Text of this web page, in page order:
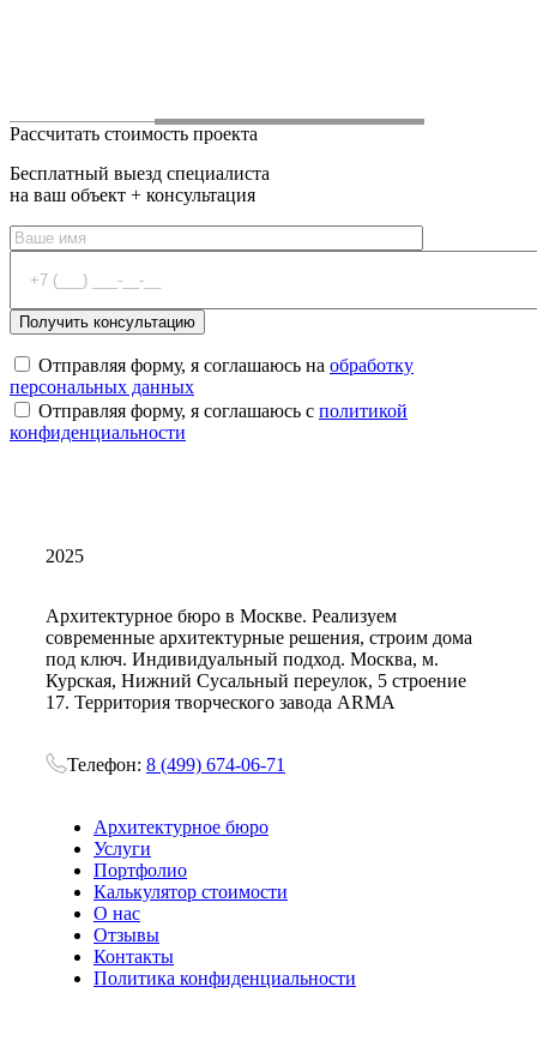
Рассчитать стоимость проекта
Бесплатный выезд специалиста
на ваш объект + консультация
Отправляя форму, я соглашаюсь на обработку
персональных данных
Отправляя форму, я соглашаюсь с политикой
конфиденциальности
2025
Архитектурное бюро в Москве. Реализуем
современные архитектурные решения, строим дома
под ключ. Индивидуальный подход. Москва, м.
Курская, Нижний Сусальный переулок, 5 строение
17. Территория творческого завода ARMA
Телефон: 8 (499) 674-06-71
Архитектурное бюро
Услуги
Портфолио
Калькулятор стоимости
О нас
Отзывы
Контакты
Политика конфиденциальности